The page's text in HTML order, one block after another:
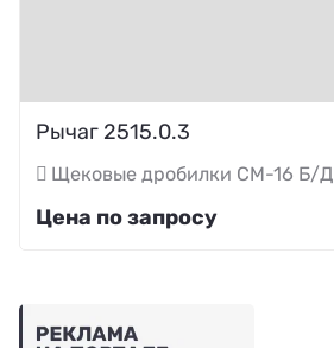
Рычаг 2515.0.3
Щековые дробилки СМ-16 Б/Д
Цена по запросу